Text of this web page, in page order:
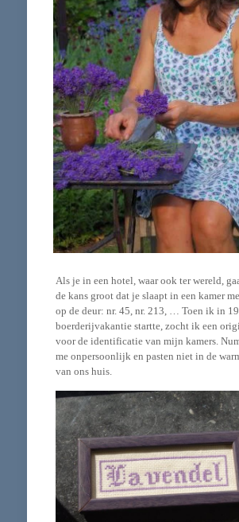
Als je in een hotel, waar ook ter wereld,
de kans groot dat je slaapt in een kamer
op de deur: nr. 45, nr. 213, … Toen ik in
boerderijvakantie startte, zocht ik een
voor de identificatie van mijn kamers.
me onpersoonlijk en pasten niet in de
van ons huis.